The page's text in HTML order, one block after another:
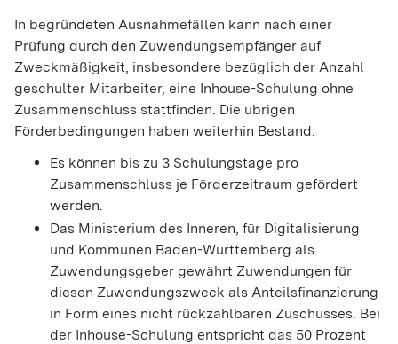
In begründeten Ausnahmefällen kann nach einer
Prüfung durch den Zuwendungsempfänger auf
Zweckmäßigkeit, insbesondere bezüglich der Anzahl
geschulter Mitarbeiter, eine Inhouse-Schulung ohne
Zusammenschluss stattfinden. Die übrigen
Förderbedingungen haben weiterhin Bestand.
Es können bis zu 3 Schulungstage pro
Zusammenschluss je Förderzeitraum gefördert
werden.
Das Ministerium des Inneren, für Digitalisierung
und Kommunen Baden-Württemberg als
Zuwendungsgeber gewährt Zuwendungen für
diesen Zuwendungszweck als Anteilsfinanzierung
in Form eines nicht rückzahlbaren Zuschusses. Bei
der Inhouse-Schulung entspricht das 50 Prozent